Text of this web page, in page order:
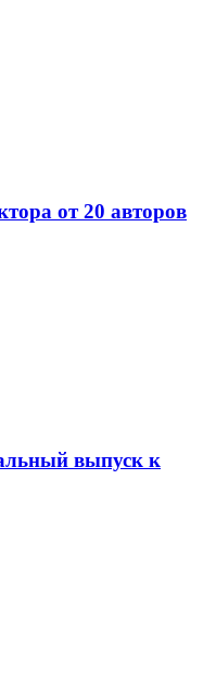
от 20 авторов
выпуск к